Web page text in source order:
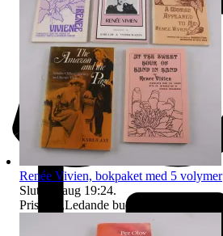
Renée Vivien, bokpaket med 5 volymer
Sluttid
9 aug 19:24.
Pris:
,Ledande bud